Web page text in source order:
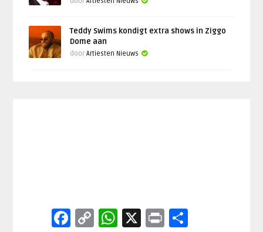
Teddy Swims kondigt extra shows in Ziggo
Dome aan
doorArtiesten Nieuws
FacebookCopy
Link
WhatsApp Print